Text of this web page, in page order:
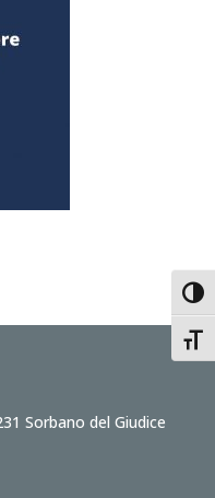
Sorbano del Giudice